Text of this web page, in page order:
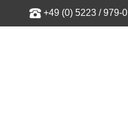
+49 (0) 5223 / 979-0